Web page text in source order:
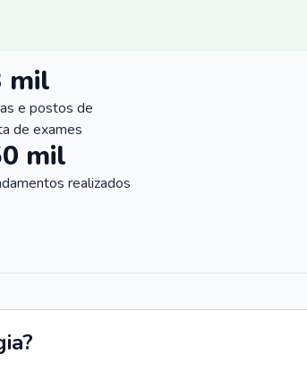
mil
e postos de
de exames
mil
realizados